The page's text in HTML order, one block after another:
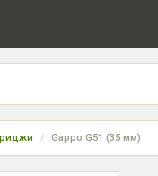
Gappo G51 (35 мм)